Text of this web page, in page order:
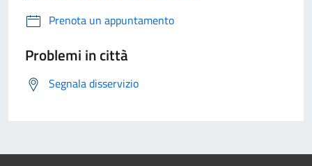
Prenota un appuntamento
Problemi in città
Segnala disservizio